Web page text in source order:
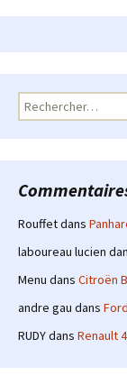
Rechercher :
Rouffetdans
laboureau lucien
Menu dans Citroën
andre gau dans
RUDYdans Renault